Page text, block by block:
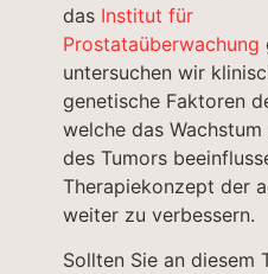
das Institut für
Prostataüberwachung
untersuchen wir
genetische Faktoren
welche das
des Tumors
Therapiekonzept der
weiter zu verbessern.
Sollten Sie an diesem